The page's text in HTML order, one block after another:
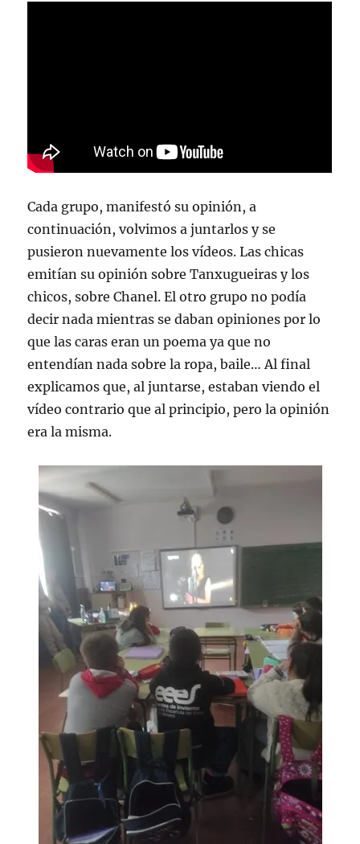
Cada grupo, manifestó su opinión, a
continuación, volvimos a juntarlos y se
pusieron nuevamente los vídeos. Las chicas
emitían su opinión sobre Tanxugueiras y los
chicos, sobre Chanel. El otro grupo no podía
decir nada mientras se daban opiniones por lo
que las caras eran un poema ya que no
entendían nada sobre la ropa, baile… Al final
explicamos que, al juntarse, estaban viendo el
vídeo contrario que al principio, pero la opinión
era la misma.